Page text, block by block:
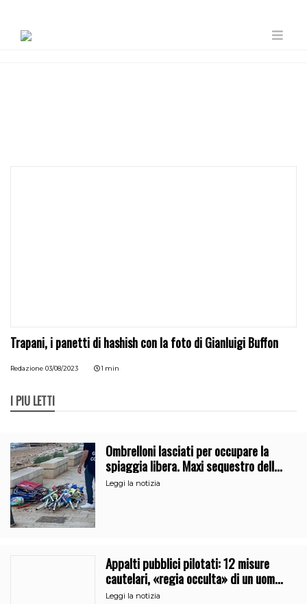
Trapani, i panetti di hashish con la foto di Gianluigi Buffon
Redazione 03/08/2023 1 min
I PIÙ LETTI
Ombrelloni lasciati per occupare la
spiaggia libera. Maxi sequestro della
Guardia Costiera
Leggi la notizia
Appalti pubblici pilotati: 12 misure
cautelari, «regia occulta» di un uomo
vicino al clan
Leggi la notizia